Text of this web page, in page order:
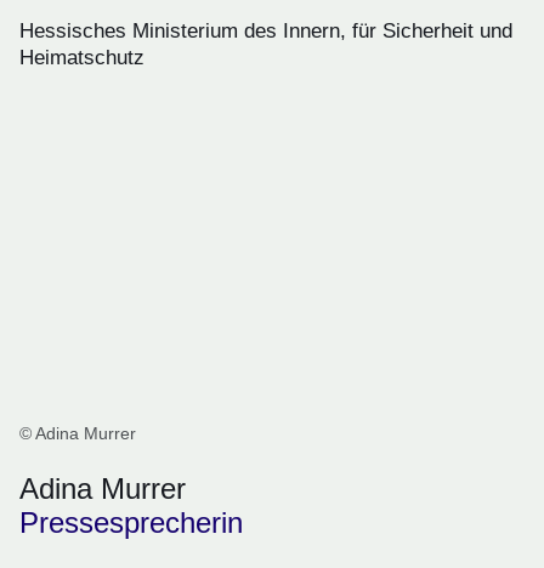
Hessisches Ministerium des Innern, für Sicherheit und
Heimatschutz
© Adina Murrer
Adina Murrer
Pressesprecherin